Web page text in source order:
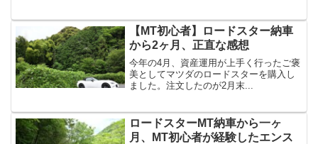
【MT初心者】ロードスター納車
から2ヶ月、正直な感想
今年の4月、資産運用が上手く行ったご褒
美としてマツダのロードスターを購入し
ました。注文したのが2月末...
ロードスターMT納車から一ヶ
月、MT初心者が経験したエンス